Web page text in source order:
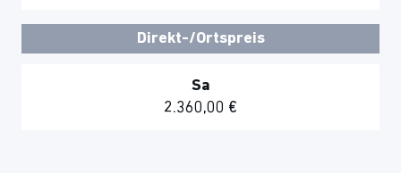
Direkt-/Ortspreis
Sa
2.360,00 €